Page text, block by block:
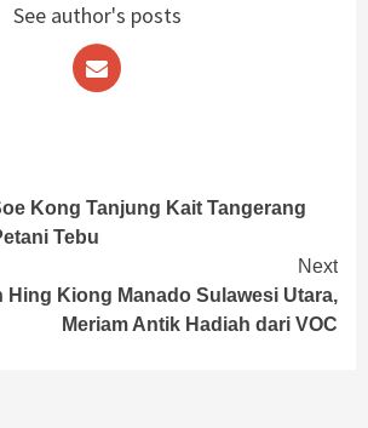
See author's posts
Kong Tanjung Kait Tangerang
Tebu
Next
Hing Kiong Manado Sulawesi Utara,
Meriam Antik Hadiah dari VOC